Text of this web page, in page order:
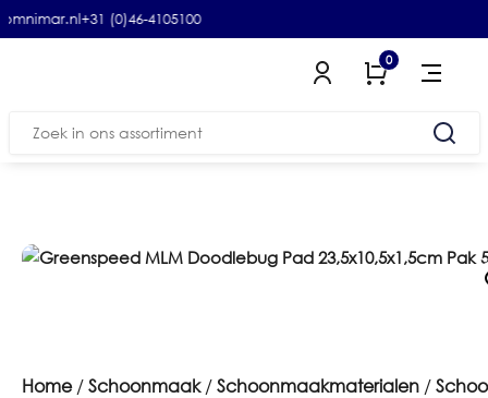
+31 (0)46-4105100
0
Zoeken
Home/Schoonmaak/Schoonmaakmaterialen /